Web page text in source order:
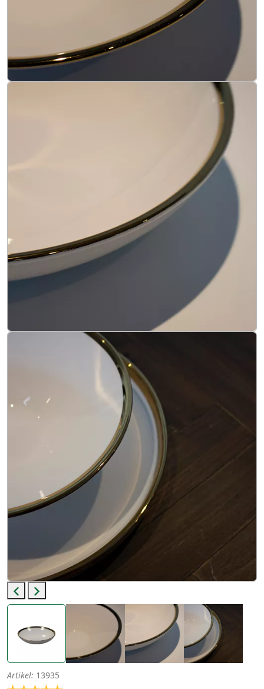
Previous
Next
Artikel: 13935